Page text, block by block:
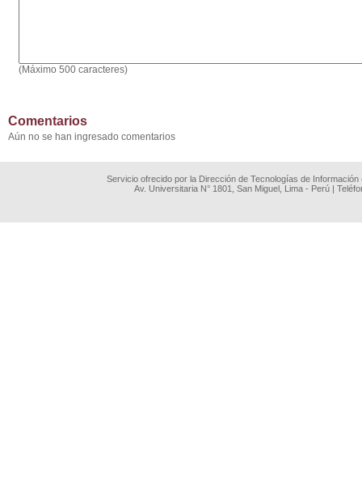
(Máximo 500 caracteres)
Comentarios
Aún no se han ingresado comentarios
Servicio ofrecido por la Dirección de Tecnologías de
Av. Universitaria N° 1801, San Miguel, Lima - Perú |